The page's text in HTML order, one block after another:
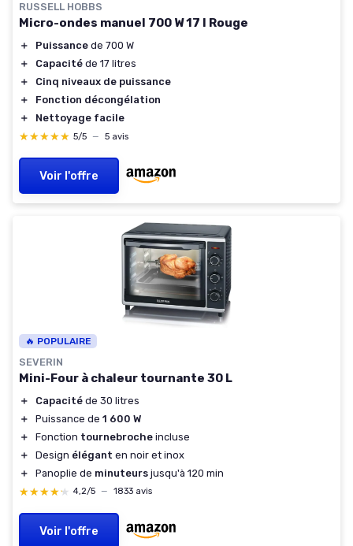
RUSSELL HOBBS
Micro-ondes manuel 700 W 17 l Rouge
＋ Puissance de 700 W
＋
Capacité de 17 litres
＋
Cinq niveaux de puissance
＋
Fonction décongélation
＋
Nettoyage facile
★★★★★
★★★★★ 5/5 — 5 avis
Voir l'offre
🔥 POPULAIRE
SEVERIN
Mini-Four à chaleur tournante 30 L
＋ Capacité de 30 litres
＋
Puissance de 1 600 W
＋
Fonction tournebroche incluse
＋
Design élégant en noir et inox
＋
Panoplie de minuteurs jusqu'à 120 min
★★★★★
★★★★★ 4,2/5 — 1833 avis
Voir l'offre